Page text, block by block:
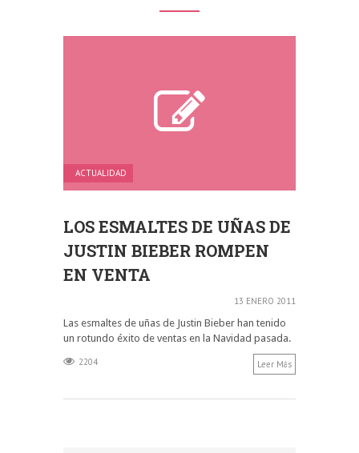
ACTUALIDAD
LOS ESMALTES DE UÑAS DE
JUSTIN BIEBER ROMPEN
EN VENTA
13 ENERO 2011
Las esmaltes de uñas de Justin Bieber han tenido
un rotundo éxito de ventas en la Navidad pasada.
2204 Leer Más